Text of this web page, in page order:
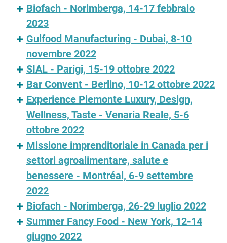
Biofach - Norimberga, 14-17 febbraio
2023
Gulfood Manufacturing - Dubai, 8-10
novembre 2022
SIAL - Parigi, 15-19 ottobre 2022
Bar Convent - Berlino, 10-12 ottobre 2022
Experience Piemonte Luxury, Design,
Wellness, Taste - Venaria Reale, 5-6
ottobre 2022
Missione imprenditoriale in Canada per i
settori agroalimentare, salute e
benessere - Montréal, 6-9 settembre
2022
Biofach - Norimberga, 26-29 luglio 2022
Summer Fancy Food - New York, 12-14
giugno 2022